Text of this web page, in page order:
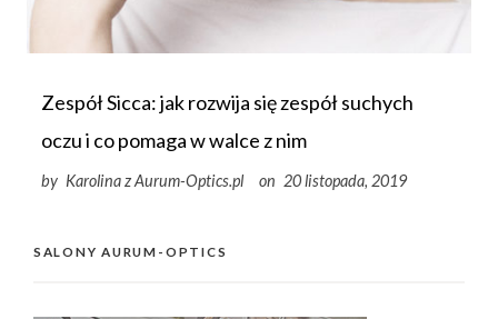
Zespół Sicca: jak rozwija się zespół suchych
oczu i co pomaga w walce z nim
by Karolina z Aurum-Optics.pl on 20 listopada, 2019
SALONY AURUM-OPTICS